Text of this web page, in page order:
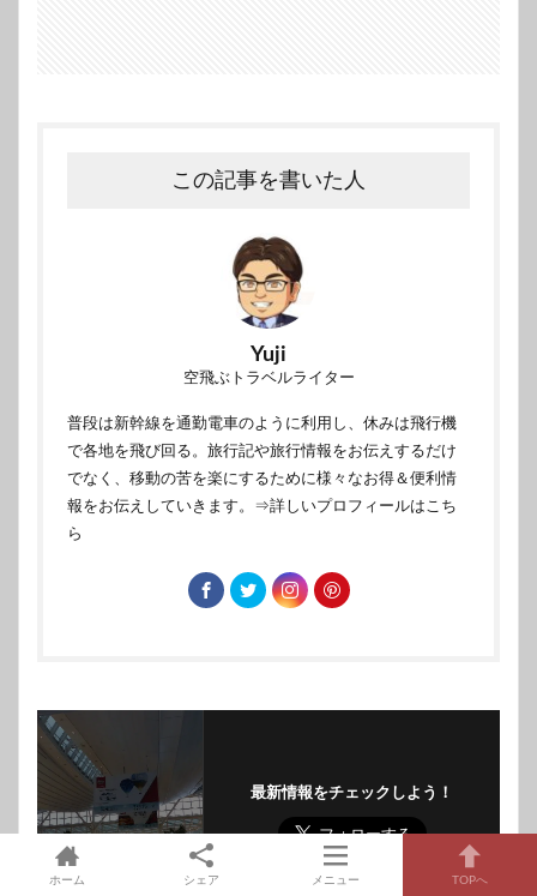
この記事を書いた人
Yuji
空飛ぶトラベルライター
普段は新幹線を通勤電車のように利用し、休みは飛行機
で各地を飛び回る。旅行記や旅行情報をお伝えするだけ
でなく、移動の苦を楽にするために様々なお得＆便利情
報をお伝えしていきます。 ⇒詳しいプロフィールはこち
ら
最新情報をチェックしよう！
ホーム シェア メニュー TOPへ